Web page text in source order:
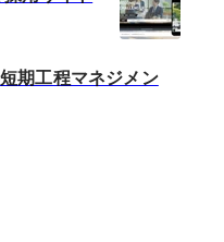
期工程マネジメン